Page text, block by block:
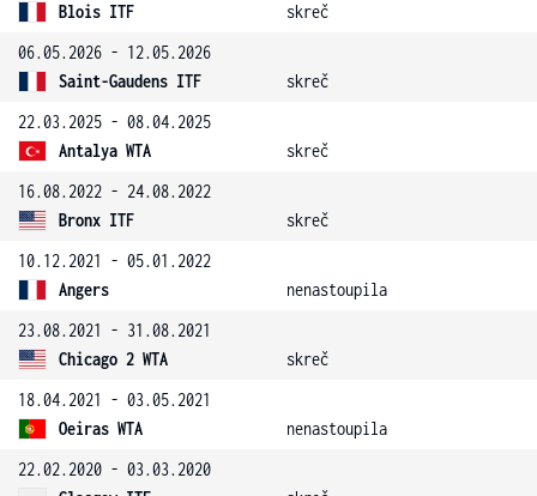
Blois ITF
skreč
06.05.2026 - 12.05.2026
Saint-Gaudens ITF
skreč
22.03.2025 - 08.04.2025
Antalya WTA
skreč
16.08.2022 - 24.08.2022
Bronx ITF
skreč
10.12.2021 - 05.01.2022
Angers
nenastoupila
23.08.2021 - 31.08.2021
Chicago 2 WTA
skreč
18.04.2021 - 03.05.2021
Oeiras WTA
nenastoupila
22.02.2020 - 03.03.2020